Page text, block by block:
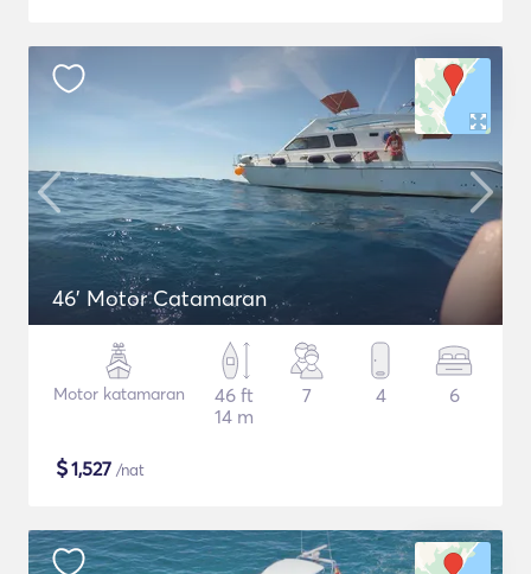
46' Motor Catamaran
Motor katamaran
46 ft
14 m
7 4 6
$1,527 /nat